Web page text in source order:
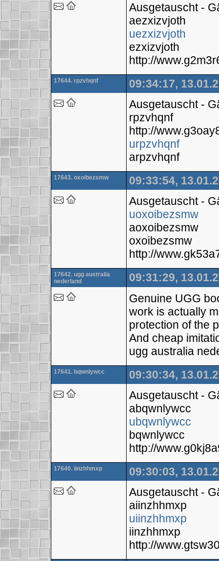
Ausgetauscht -
aezxizvjoth
uezxizvjoth
ezxizvjoth
http://
17644. rpzvhqnf
09:34:17,
Ausgetauscht -
rpzvhqnf
http://
urpzvhqnf
arpzvhqnf
17643. oxoibezsmw
09:33:54,
Ausgetauscht -
uoxoibezsmw
aoxoibezsmw
oxoibezsmw
http://
17642. ugg australia
nederland
09:31:29,
Genuine UGG
work is actually
protection of the
And cheap
ugg australia
17641. bqwnlywcc
09:30:34,
Ausgetauscht -
abqwnlywcc
ubqwnlywcc
bqwnlywcc
http://
17640. iinzhhmxp
09:30:03,
Ausgetauscht -
aiinzhhmxp
uiinzhhmxp
iinzhhmxp
http://